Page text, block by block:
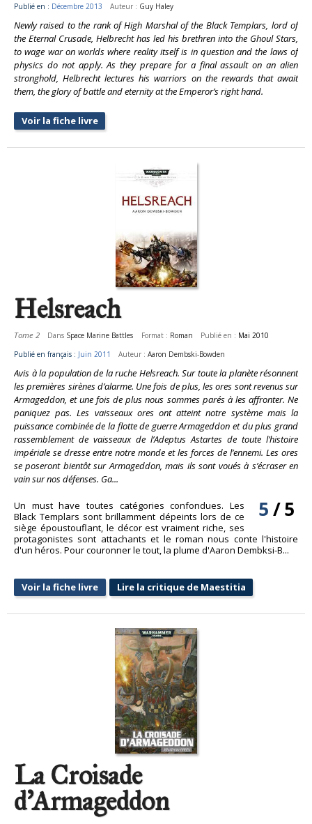
Publié en : Décembre 2013 Auteur : Guy Haley
Newly raised to the rank of High Marshal of the Black Templars, lord of
the Eternal Crusade, Helbrecht has led his brethren into the Ghoul Stars,
to wage war on worlds where reality itself is in question and the laws of
physics do not apply. As they prepare for a final assault on an alien
stronghold, Helbrecht lectures his warriors on the rewards that await
them, the glory of battle and eternity at the Emperor’s right hand.
Voir la fiche livre
Helsreach
Tome 2 Dans Space Marine Battles Format : Roman Publié en : Mai 2010
Publié en français : Juin 2011 Auteur :Aaron Dembski-Bowden
Avis à la population de la ruche Helsreach. Sur toute la planète résonnent
les premières sirènes d’alarme. Une fois de plus, les ores sont revenus sur
Armageddon, et une fois de plus nous sommes parés à les affronter. Ne
paniquez pas. Les vaisseaux ores ont atteint notre système mais la
puissance combinée de la flotte de guerre Armageddon et du plus grand
rassemblement de vaisseaux de l’Adeptus Astartes de toute l’histoire
impériale se dresse entre notre monde et les forces de l’ennemi. Les ores
se poseront bientôt sur Armageddon, mais ils sont voués à s’écraser en
vain sur nos défenses. Ga...
5/5
Un must have toutes catégories confondues. Les
Black Templars sont brillamment dépeints lors de ce
siège époustouflant, le décor est vraiment riche, ses
protagonistes sont attachants et le roman nous conte l'histoire
d'un héros. Pour couronner le tout, la plume d'Aaron Dembksi-B...
Voir la fiche livre Lire la critique de Maestitia
La Croisade
d'Armageddon